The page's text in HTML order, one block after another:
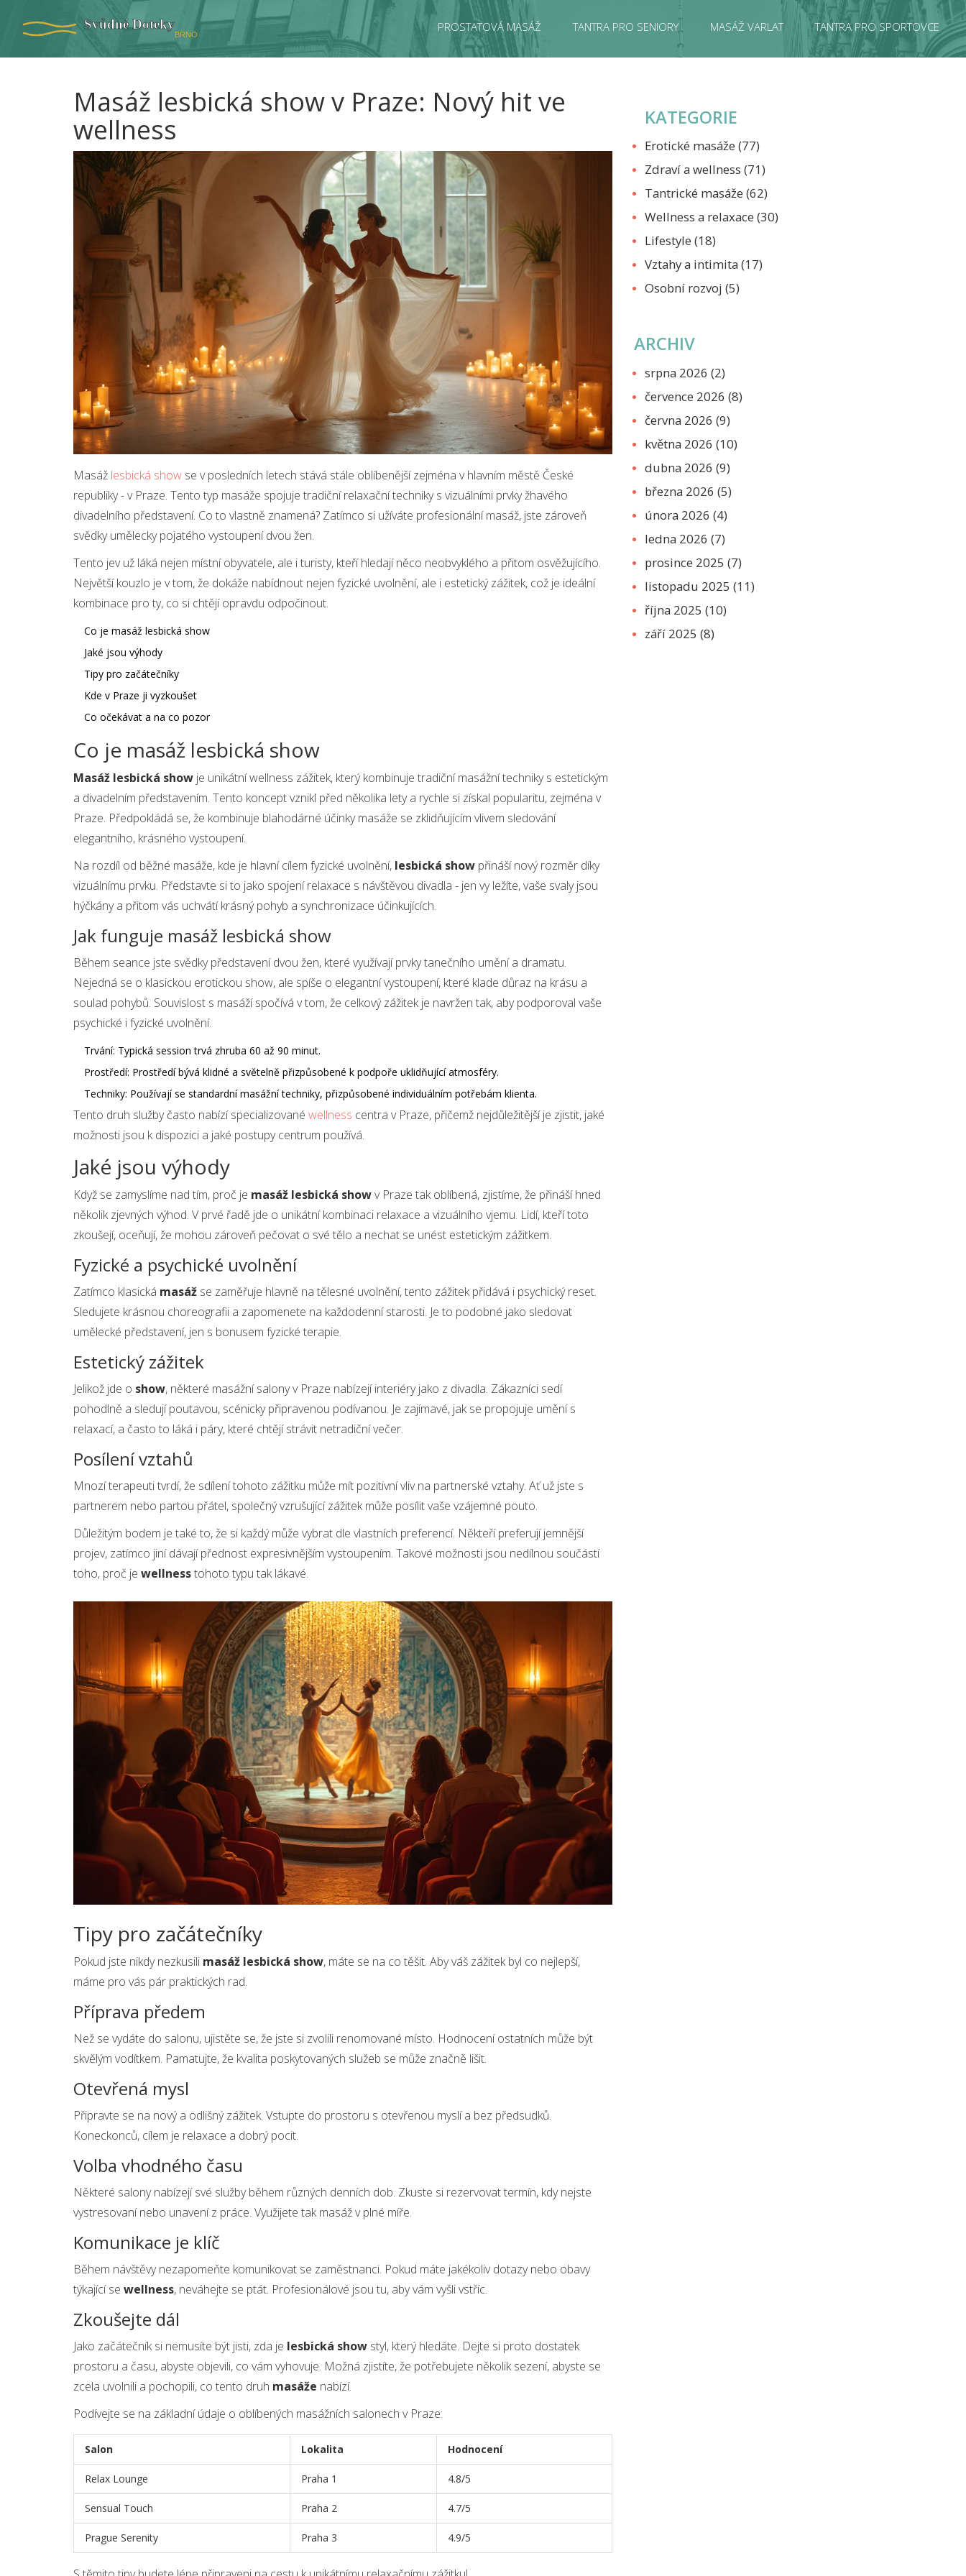
PROSTATOVÁ MASÁŽ TANTRA PRO SENIORY MASÁŽ VARLAT TANTRA PRO SPORTOVCE
Masáž lesbická show v Praze: Nový hit ve
wellness
Masáž lesbická show se v posledních letech stává stále oblíbenější zejména v hlavním městě České
republiky - v Praze. Tento typ masáže spojuje tradiční relaxační techniky s vizuálními prvky žhavého
divadelního představení. Co to vlastně znamená? Zatímco si užíváte profesionální masáž, jste zároveň
svědky umělecky pojatého vystoupení dvou žen.
Tento jev už láká nejen místní obyvatele, ale i turisty, kteří hledají něco neobvyklého a přitom osvěžujícího.
Největší kouzlo je v tom, že dokáže nabídnout nejen fyzické uvolnění, ale i estetický zážitek, což je ideální
kombinace pro ty, co si chtějí opravdu odpočinout.
Co je masáž lesbická show
Jaké jsou výhody
Tipy pro začátečníky
Kde v Praze ji vyzkoušet
Co očekávat a na co pozor
Co je masáž lesbická show
Masáž lesbická show je unikátní wellness zážitek, který kombinuje tradiční masážní techniky s estetickým
a divadelním představením. Tento koncept vznikl před několika lety a rychle si získal popularitu, zejména v
Praze. Předpokládá se, že kombinuje blahodárné účinky masáže se zklidňujícím vlivem sledování
elegantního, krásného vystoupení.
Na rozdíl od běžné masáže, kde je hlavní cílem fyzické uvolnění, lesbická show přináší nový rozměr díky
vizuálnímu prvku. Představte si to jako spojení relaxace s návštěvou divadla - jen vy ležíte, vaše svaly jsou
hýčkány a přitom vás uchvátí krásný pohyb a synchronizace účinkujících.
Jak funguje masáž lesbická show
Během seance jste svědky představení dvou žen, které využívají prvky tanečního umění a dramatu.
Nejedná se o klasickou erotickou show, ale spíše o elegantní vystoupení, které klade důraz na krásu a
soulad pohybů. Souvislost s masáží spočívá v tom, že celkový zážitek je navržen tak, aby podporoval vaše
psychické i fyzické uvolnění.
Trvání: Typická session trvá zhruba 60 až 90 minut.
Prostředí: Prostředí bývá klidné a světelně přizpůsobené k podpoře uklidňující atmosféry.
Techniky: Používají se standardní masážní techniky, přizpůsobené individuálním potřebám klienta.
Tento druh služby často nabízí specializované wellness centra v Praze, přičemž nejdůležitější je zjistit, jaké
možnosti jsou k dispozici a jaké postupy centrum používá.
Jaké jsou výhody
Když se zamyslíme nad tím, proč je masáž lesbická showv Praze tak oblíbená, zjistíme, že přináší hned
několik zjevných výhod. V prvé řadě jde o unikátní kombinaci relaxace a vizuálního vjemu. Lidí, kteří toto
zkoušejí, oceňují, že mohou zároveň pečovat o své tělo a nechat se unést estetickým zážitkem.
Fyzické a psychické uvolnění
Zatímco klasická masáž se zaměřuje hlavně na tělesné uvolnění, tento zážitek přidává i psychický reset.
Sledujete krásnou choreografii a zapomenete na každodenní starosti. Je to podobné jako sledovat
umělecké představení, jen s bonusem fyzické terapie.
Estetický zážitek
Jelikož jde o show, některé masážní salony v Praze nabízejí interiéry jako z divadla. Zákazníci sedí
pohodlně a sledují poutavou, scénicky připravenou podívanou. Je zajímavé, jak se propojuje umění s
relaxací, a často to láká i páry, které chtějí strávit netradiční večer.
Posílení vztahů
Mnozí terapeuti tvrdí, že sdílení tohoto zážitku může mít pozitivní vliv na partnerské vztahy. Ať už jste s
partnerem nebo partou přátel, společný vzrušující zážitek může posílit vaše vzájemné pouto.
Důležitým bodem je také to, že si každý může vybrat dle vlastních preferencí. Někteří preferují jemnější
projev, zatímco jiní dávají přednost expresivnějším vystoupením. Takové možnosti jsou nedílnou součástí
toho, proč je wellnesstohoto typu tak lákavé.
Tipy pro začátečníky
Pokud jste nikdy nezkusili masáž lesbická show, máte se na co těšit. Aby váš zážitek byl co nejlepší,
máme pro vás pár praktických rad.
Příprava předem
Než se vydáte do salonu, ujistěte se, že jste si zvolili renomované místo. Hodnocení ostatních může být
skvělým vodítkem. Pamatujte, že kvalita poskytovaných služeb se může značně lišit.
Otevřená mysl
Připravte se na nový a odlišný zážitek. Vstupte do prostoru s otevřenou myslí a bez předsudků.
Koneckonců, cílem je relaxace a dobrý pocit.
Volba vhodného času
Některé salony nabízejí své služby během různých denních dob. Zkuste si rezervovat termín, kdy nejste
vystresovaní nebo unavení z práce. Využijete tak masáž v plné míře.
Komunikace je klíč
Během návštěvy nezapomeňte komunikovat se zaměstnanci. Pokud máte jakékoliv dotazy nebo obavy
týkající se wellness, neváhejte se ptát. Profesionálové jsou tu, aby vám vyšli vstříc.
Zkoušejte dál
Jako začátečník si nemusíte být jisti, zda je lesbická show styl, který hledáte. Dejte si proto dostatek
prostoru a času, abyste objevili, co vám vyhovuje. Možná zjistíte, že potřebujete několik sezení, abyste se
zcela uvolnili a pochopili, co tento druh masáže nabízí.
Podívejte se na základní údaje o oblíbených masážních salonech v Praze:
Salon Lokalita Hodnocení
Relax Lounge Praha 1 4.8/5
Sensual Touch Praha 2 4.7/5
Prague Serenity Praha 3 4.9/5
KATEGORIE
Erotické masáže (77)
Zdraví a wellness (71)
Tantrické masáže (62)
Wellness a relaxace (30)
Lifestyle (18)
Vztahy a intimita (17)
Osobní rozvoj (5)
ARCHIV
srpna 2026 (2)
července 2026 (8)
června 2026 (9)
května 2026 (10)
dubna 2026 (9)
března 2026 (5)
února 2026 (4)
ledna 2026 (7)
prosince 2025 (7)
listopadu 2025 (11)
října 2025 (10)
září 2025 (8)